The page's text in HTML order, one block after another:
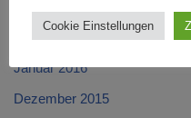
Februar 2016
Januar 2016
Dezember 2015
Cookie Einstellungen